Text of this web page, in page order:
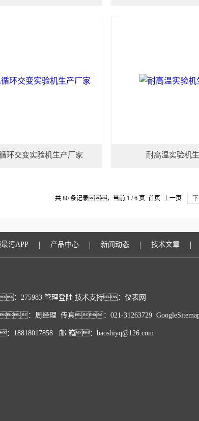
环交变实验机生产厂家 耐高温实验机
共 80 条记录，当前 1 / 6 页 首页 上一页
污APP | 产品中心 | 新闻动态 | 技术文章 |
：275983 管理登陆 技术支持： 仪表网
：周经理 传真：021-31263729
18818017858 邮 箱：baoshiyq@126.com